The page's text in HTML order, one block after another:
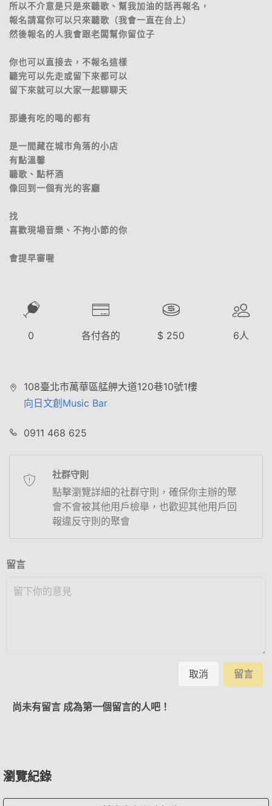
所以不介意是只是來聽歌、幫我加油的話再報名，
報名請寫你可以只來聽歌（我會一直在台上）
然後報名的人我會跟老闆幫你留位子
你也可以直接去，不報名這樣
聽完可以先走或留下來都可以
留下來就可以大家一起聊聊天
那邊有吃的喝的都有
是一間藏在城市角落的小店
有點溫馨
聽歌、點杯酒
像回到一個有光的客廳
找
喜歡現場音樂、不拘小節的你
會提早審喔
0 各付各的 $ 250 6人
108臺北市萬華區艋舺大道120巷10號1樓
向日文創Music Bar
0911 468 625
社群守則
點擊瀏覽詳細的社群守則，確保你主辦的聚
會不會被其他用戶檢舉，也歡迎其他用戶回
報違反守則的聚會
留言
取消 留言
尚未有留言 成為第一個留言的人吧！
瀏覽紀錄